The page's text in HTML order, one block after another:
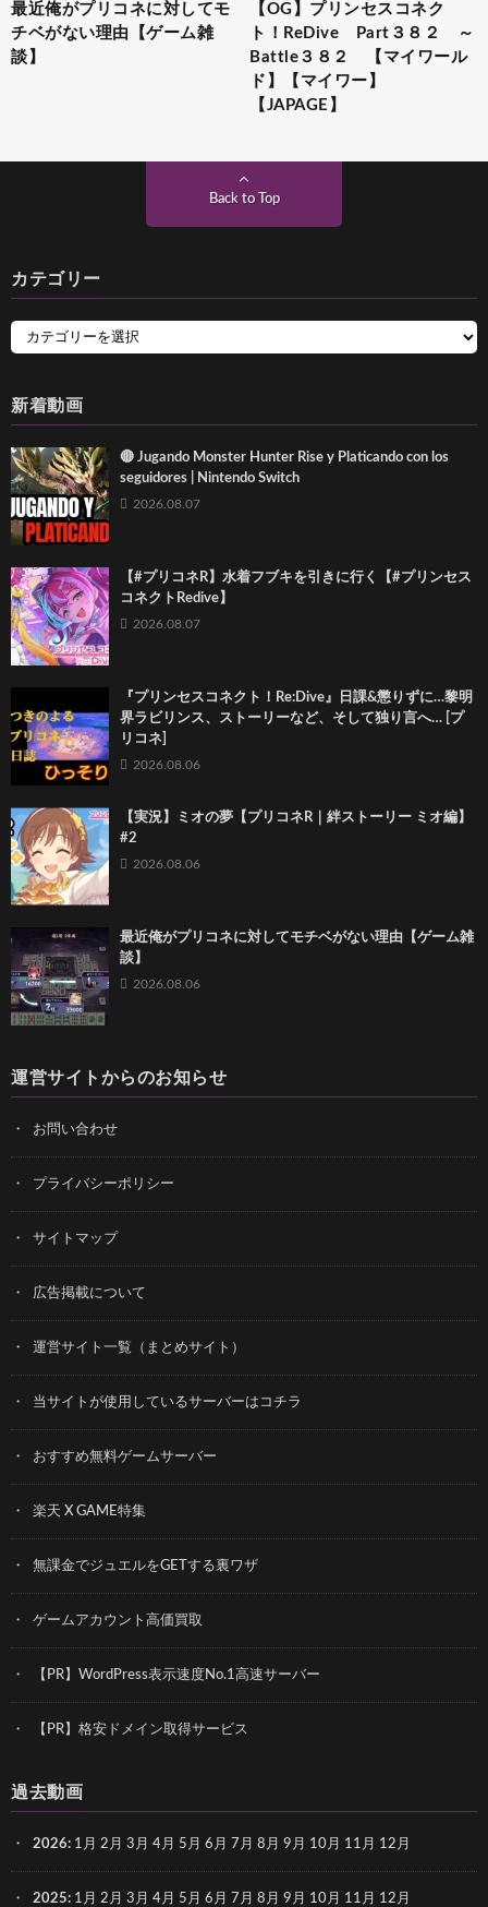
最近俺がプリコネに対してモ
チベがない理由【ゲーム雑
談】
【OG】プリンセスコネク
ト！ReDive Part３８２ ～
Battle３８２ 【マイワール
ド】【マイワー】
【JAPAGE】
Back to Top
カテゴリー
新着動画
🔴 Jugando Monster Hunter Rise y Platicando con los
seguidores | Nintendo Switch
2026.08.07
【#プリコネR】水着フブキを引きに行く【#プリンセス
コネクトRedive】
2026.08.07
『プリンセスコネクト！Re:Dive』日課&懲りずに…黎明
界ラビリンス、ストーリーなど、そして独り言へ… [プ
リコネ]
2026.08.06
【実況】ミオの夢【プリコネR｜絆ストーリー ミオ編】
#2
2026.08.06
最近俺がプリコネに対してモチベがない理由【ゲーム雑
談】
2026.08.06
運営サイトからのお知らせ
お問い合わせ
プライバシーポリシー
サイトマップ
広告掲載について
運営サイト一覧（まとめサイト）
当サイトが使用しているサーバーはコチラ
おすすめ無料ゲームサーバー
楽天 X GAME特集
無課金でジュエルをGETする裏ワザ
ゲームアカウント高価買取
【PR】WordPress表示速度No.1高速サーバー
【PR】格安ドメイン取得サービス
過去動画
2026: 1月 2月 3月 4月 5月 6月 7月 8月 9月 10月 11月 12月
2025: 1月 2月 3月 4月 5月 6月 7月 8月 9月 10月 11月 12月